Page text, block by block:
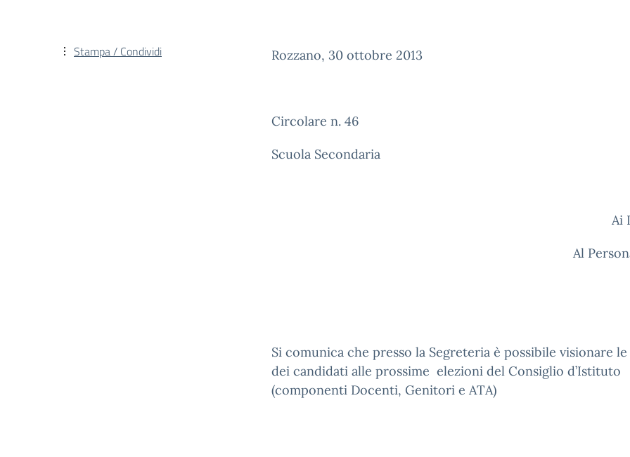
Rozzano, 30 ottobre 2013
Circolare n. 46
Scuola Secondaria
Ai
Al
Si comunica che presso la Segreteria è possibile visionare
dei candidati alle prossime elezioni del Consiglio d’Istituto
(componenti Docenti, Genitori e ATA)
Stampa / Condividi